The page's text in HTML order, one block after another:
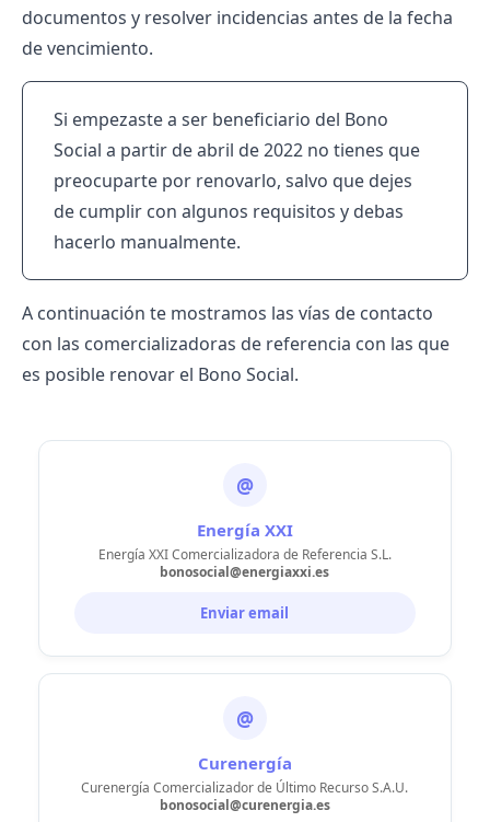
documentos y resolver incidencias antes de la fecha
de vencimiento.
Si empezaste a ser beneficiario del Bono
Social a partir de abril de 2022 no tienes que
preocuparte por renovarlo, salvo que dejes
de cumplir con algunos requisitos y debas
hacerlo manualmente.
A continuación te mostramos las vías de contacto
con las comercializadoras de referencia con las que
es posible renovar el Bono Social.
@
Energía XXI
Energía XXI Comercializadora de Referencia S.L.
bonosocial@energiaxxi.es
Enviar email
@
Curenergía
Curenergía Comercializador de Último Recurso S.A.U.
bonosocial@curenergia.es